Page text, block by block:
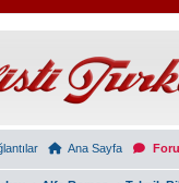
Ana Sayfa